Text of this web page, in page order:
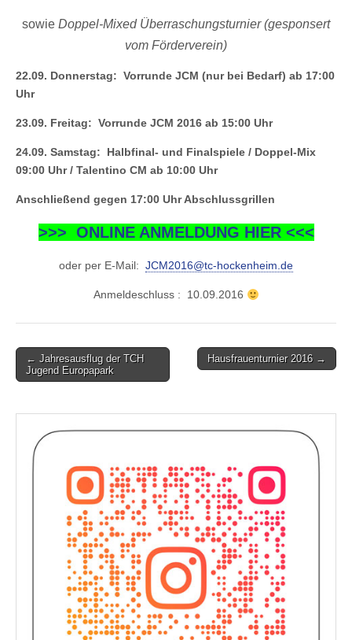
sowie Doppel-Mixed Überraschungsturnier (gesponsert
vom Förderverein)
22.09. Donnerstag: Vorrunde JCM (nur bei Bedarf) ab 17:00
Uhr
23.09. Freitag: Vorrunde JCM 2016 ab 15:00 Uhr
24.09. Samstag: Halbfinal- und Finalspiele / Doppel-Mix
09:00 Uhr / Talentino CM ab 10:00 Uhr
Anschließend gegen 17:00 Uhr Abschlussgrillen
>>> ONLINE ANMELDUNG HIER <<<
oder per E-Mail: JCM2016@tc-hockenheim.de
Anmeldeschluss : 10.09.2016
Post
navigation
← Jahresausflug der TCH
Jugend Europapark
Hausfrauenturnier 2016 →